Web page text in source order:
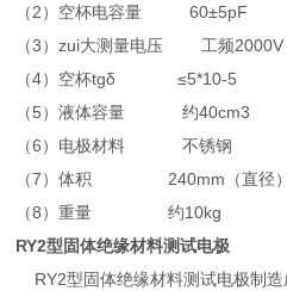
（2）空杯电容量 60±5pF
（3）zui大测量电压 工频2000V
（4）空杯tgδ ≤5*10-5
（5）液体容量 约40cm3
（6）电极材料 不锈钢
（7）体积 240mm（直径）
（8）重量 约10kg
RY2型固体绝缘材料测试电极
RY2型固体绝缘材料测试电极制